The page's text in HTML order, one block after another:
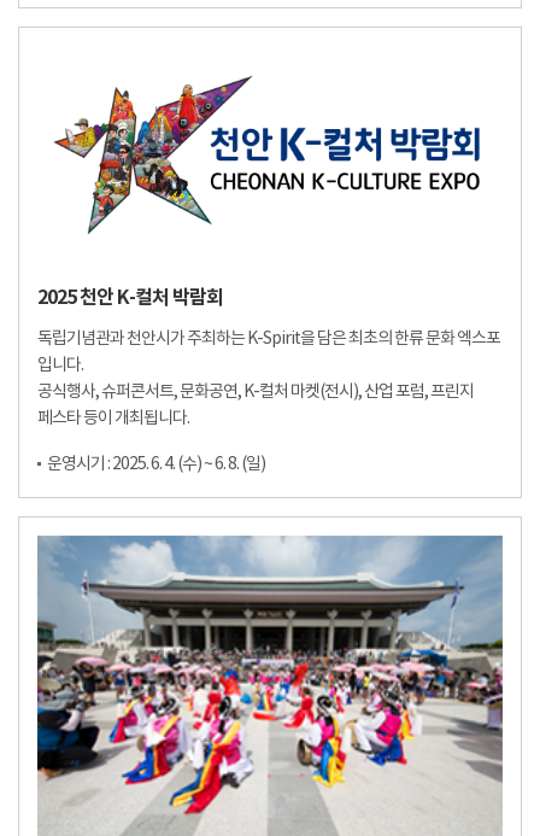
2025 천안 K-컬처 박람회
독립기념관과 천안시가 주최하는 K-Spirit을 담은 최초의 한류 문화 엑스포
입니다.
공식행사, 슈퍼콘서트, 문화공연, K-컬처 마켓(전시), 산업 포럼, 프린지
페스타 등이 개최됩니다.
운영시기 : 2025. 6. 4. (수) ~ 6. 8. (일)